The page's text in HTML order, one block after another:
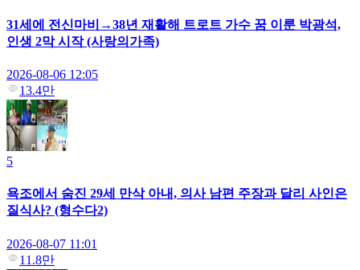
31세에 전신마비→38년 재활해 트로트 가수 꿈 이룬 박광석,
인생 2막 시작 (사랑의가족)
2026-08-06 12:05
13.4만
5
욕조에서 숨진 29세 만삭 아내, 의사 남편 주장과 달리 사인은
질식사? (형수다2)
2026-08-07 11:01
11.8만